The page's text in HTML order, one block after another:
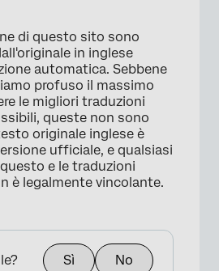
di questo sito sono
in inglese
automatica. Sebbene
profuso il massimo
le migliori traduzioni
queste non sono
originale inglese è
ufficiale, e qualsiasi
e le traduzioni
è legalmente vincolante.
Sì No